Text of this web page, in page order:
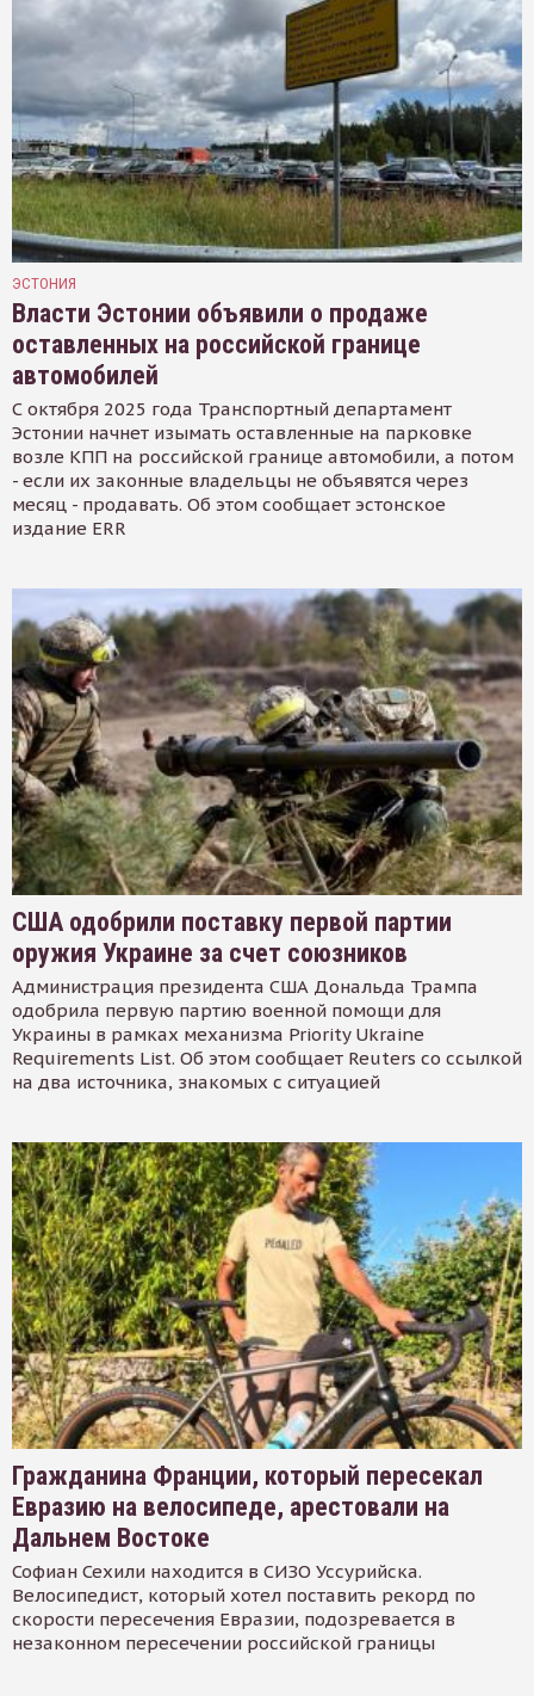
ЭСТОНИЯ
Власти Эстонии объявили о продаже
оставленных на российской границе
автомобилей
С октября 2025 года Транспортный департамент
Эстонии начнет изымать оставленные на парковке
возле КПП на российской границе автомобили, а потом
- если их законные владельцы не объявятся через
месяц - продавать. Об этом сообщает эстонское
издание ERR
США одобрили поставку первой партии
оружия Украине за счет союзников
Администрация президента США Дональда Трампа
одобрила первую партию военной помощи для
Украины в рамках механизма Priority Ukraine
Requirements List. Об этом сообщает Reuters со ссылкой
на два источника, знакомых с ситуацией
Гражданина Франции, который пересекал
Евразию на велосипеде, арестовали на
Дальнем Востоке
Софиан Сехили находится в СИЗО Уссурийска.
Велосипедист, который хотел поставить рекорд по
скорости пересечения Евразии, подозревается в
незаконном пересечении российской границы